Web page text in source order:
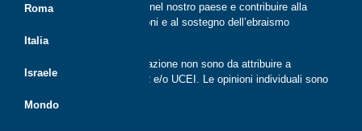
Roma
Italia
Israele
Mondo
promuovere la cultura ebraica nel nostro paese e contribuire alla
crescita delle nuove generazioni e al sostegno dell’ebraismo
italiano.
Le opinioni espresse dalla redazione non sono da attribuire a
nessuna lista presente in CER e/o UCEI. Le opinioni individuali sono